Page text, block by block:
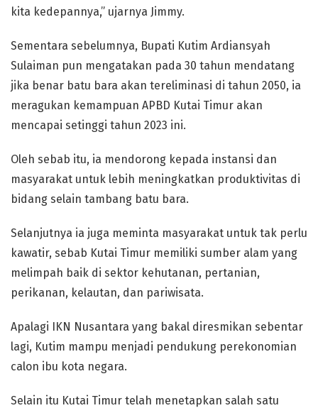
kita kedepannya,” ujarnya Jimmy.
Sementara sebelumnya, Bupati Kutim Ardiansyah
Sulaiman pun mengatakan pada 30 tahun mendatang
jika benar batu bara akan tereliminasi di tahun 2050, ia
meragukan kemampuan APBD Kutai Timur akan
mencapai setinggi tahun 2023 ini.
Oleh sebab itu, ia mendorong kepada instansi dan
masyarakat untuk lebih meningkatkan produktivitas di
bidang selain tambang batu bara.
Selanjutnya ia juga meminta masyarakat untuk tak perlu
kawatir, sebab Kutai Timur memiliki sumber alam yang
melimpah baik di sektor kehutanan, pertanian,
perikanan, kelautan, dan pariwisata.
Apalagi IKN Nusantara yang bakal diresmikan sebentar
lagi, Kutim mampu menjadi pendukung perekonomian
calon ibu kota negara.
Selain itu Kutai Timur telah menetapkan salah satu